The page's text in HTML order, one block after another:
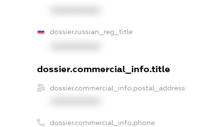
dossier.russian_reg_title
dossier.commercial_info.title
dossier.commercial_info.postal_address
dossier.commercial_info.phone